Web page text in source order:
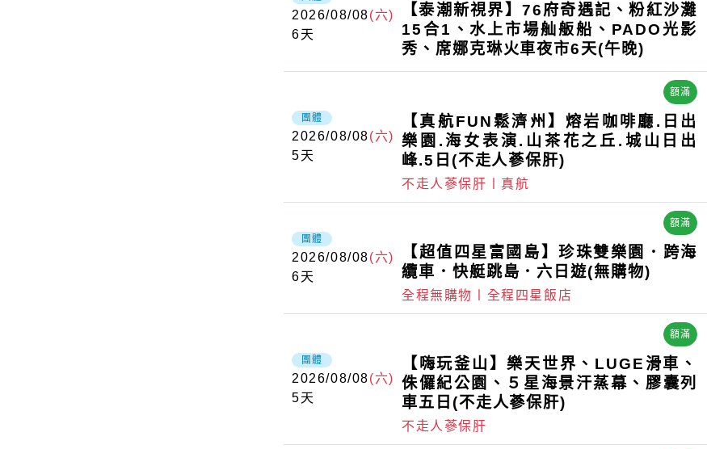
2026/08/08(六)
6天
【泰潮新視界】76府奇遇記、粉紅沙灘
15合1、水上市場舢舨船、PADO光影
秀、席娜克琳火車夜市6天(午晚)
團體
2026/08/08(六)
5天
額滿
【真航FUN鬆濟州】熔岩咖啡廳.日出
樂園.海女表演.山茶花之丘.城山日出
峰.5日(不走人蔘保肝)
不走人蔘保肝〡真航
團體
2026/08/08(六)
6天
額滿
【超值四星富國島】珍珠雙樂園．跨海
纜車．快艇跳島．六日遊(無購物)
全程無購物〡全程四星飯店
團體
2026/08/08(六)
5天
額滿
【嗨玩釜山】樂天世界、LUGE滑車、
侏儸紀公園、５星海景汗蒸幕、膠囊列
車五日(不走人蔘保肝)
不走人蔘保肝